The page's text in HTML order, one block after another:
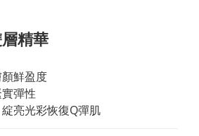
精華
鮮盈度
彈性
亮光彩恢復Q彈肌